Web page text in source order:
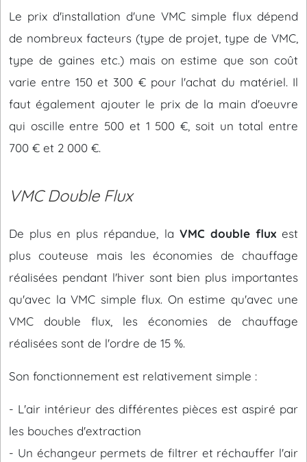
Le prix d'installation d'une VMC simple flux dépend
de nombreux facteurs (type de projet, type de VMC,
type de gaines etc.) mais on estime que son coût
varie entre 150 et 300 € pour l'achat du matériel. Il
faut également ajouter le prix de la main d'oeuvre
qui oscille entre 500 et 1 500 €, soit un total entre
700 € et 2 000 €.
VMC Double Flux
De plus en plus répandue, la VMC double fluxest
plus couteuse mais les économies de chauffage
réalisées pendant l'hiver sont bien plus importantes
qu'avec la VMC simple flux. On estime qu'avec une
VMC double flux, les économies de chauffage
réalisées sont de l'ordre de 15 %.
Son fonctionnement est relativement simple :
- L'air intérieur des différentes pièces est aspiré par
les bouches d'extraction
- Un échangeur permets de filtrer et réchauffer l'air